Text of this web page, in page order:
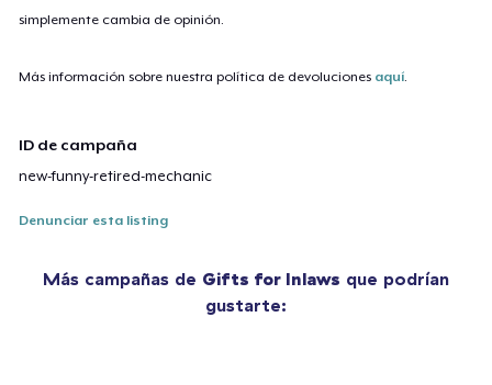
simplemente cambia de opinión.
Más información sobre nuestra política de devoluciones aquí.
ID de campaña
new-funny-retired-mechanic
Denunciar esta listing
Más campañas de Gifts for Inlaws que podrían
gustarte: